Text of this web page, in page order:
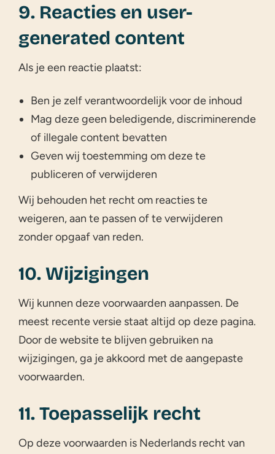
9. Reacties en user-
generated content
Als je een reactie plaatst:
Ben je zelf verantwoordelijk voor de inhoud
Mag deze geen beledigende, discriminerende
of illegale content bevatten
Geven wij toestemming om deze te
publiceren of verwijderen
Wij behouden het recht om reacties te
weigeren, aan te passen of te verwijderen
zonder opgaaf van reden.
10. Wijzigingen
Wij kunnen deze voorwaarden aanpassen. De
meest recente versie staat altijd op deze pagina.
Door de website te blijven gebruiken na
wijzigingen, ga je akkoord met de aangepaste
voorwaarden.
11. Toepasselijk recht
Op deze voorwaarden is Nederlands recht van